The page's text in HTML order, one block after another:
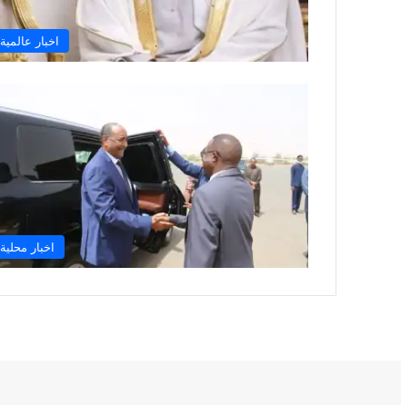
اخبار عالمية
اخبار محلية